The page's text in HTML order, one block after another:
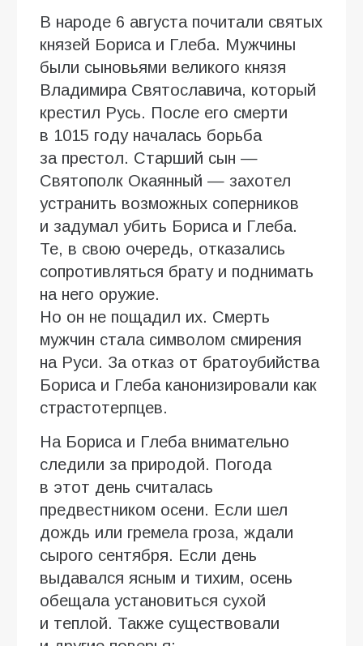
В народе 6 августа почитали святых
князей Бориса и Глеба. Мужчины
были сыновьями великого князя
Владимира Святославича, который
крестил Русь. После его смерти
в 1015 году началась борьба
за престол. Старший сын —
Святополк Окаянный — захотел
устранить возможных соперников
и задумал убить Бориса и Глеба.
Те, в свою очередь, отказались
сопротивляться брату и поднимать
на него оружие.
Но он не пощадил их. Смерть
мужчин стала символом смирения
на Руси. За отказ от братоубийства
Бориса и Глеба канонизировали как
страстотерпцев.
На Бориса и Глеба внимательно
следили за природой. Погода
в этот день считалась
предвестником осени. Если шел
дождь или гремела гроза, ждали
сырого сентября. Если день
выдавался ясным и тихим, осень
обещала установиться сухой
и теплой. Также существовали